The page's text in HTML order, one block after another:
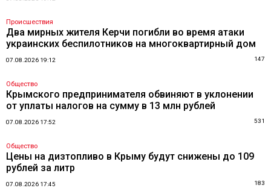
Происшествия
Два мирных жителя Керчи погибли во время атаки
украинских беспилотников на многоквартирный дом
07.08.2026 19:12 147
Общество
Крымского предпринимателя обвиняют в уклонении
от уплаты налогов на сумму в 13 млн рублей
07.08.2026 17:52 531
Общество
Цены на дизтопливо в Крыму будут снижены до 109
рублей за литр
07.08.2026 17:45 183